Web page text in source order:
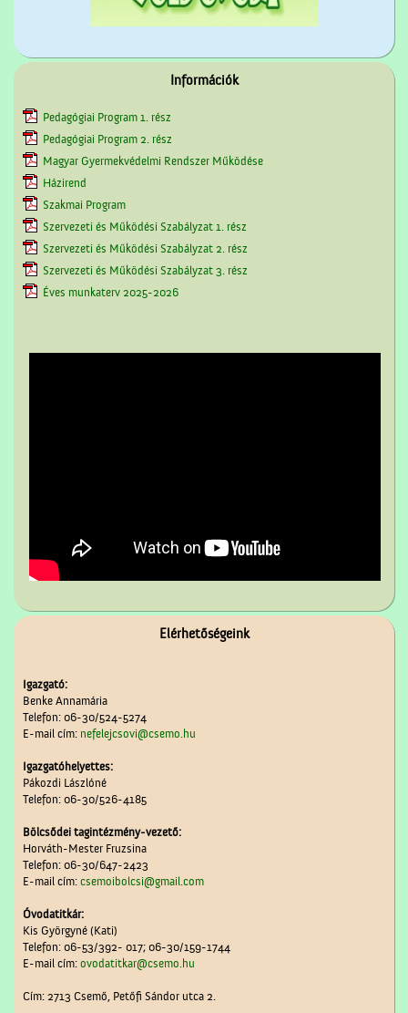
Információk
Pedagógiai Program 1. rész
Pedagógiai Program 2. rész
Magyar Gyermekvédelmi Rendszer Működése
Házirend
Szakmai Program
Szervezeti és Működési Szabályzat 1. rész
Szervezeti és Működési Szabályzat 2. rész
Szervezeti és Működési Szabályzat 3. rész
Éves munkaterv 2025-2026
Elérhetőségeink
Igazgató:
Benke Annamária
Telefon: 06-30/524-5274
E-mail cím: nefelejcsovi@csemo.hu
Igazgatóhelyettes:
Pákozdi Lászlóné
Telefon: 06-30/526-4185
Bölcsődei tagintézmény-vezető:
Horváth-Mester Fruzsina
Telefon: 06-30/647-2423
E-mail cím: csemoibolcsi@gmail.com
Óvodatitkár:
Kis Györgyné (Kati)
Telefon: 06-53/392- 017; 06-30/159-1744
E-mail cím: ovodatitkar@csemo.hu
Cím: 2713 Csemő, Petőfi Sándor utca 2.